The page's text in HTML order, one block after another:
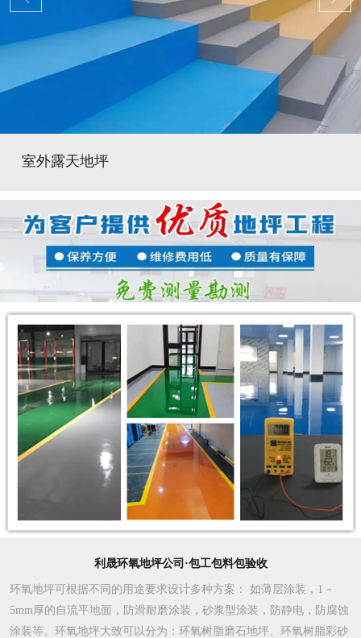
室外露天地坪
利晟环氧地坪公司·包工包料包验收
环氧地坪可根据不同的用途要求设计多种方案 ： 如薄层涂装，1－
5mm厚的自流平地面，防滑耐磨涂装，砂浆型涂装，防静电，防腐蚀
涂装等。环氧地坪大致可以分为：环氧树脂磨石地坪、环氧树脂彩砂